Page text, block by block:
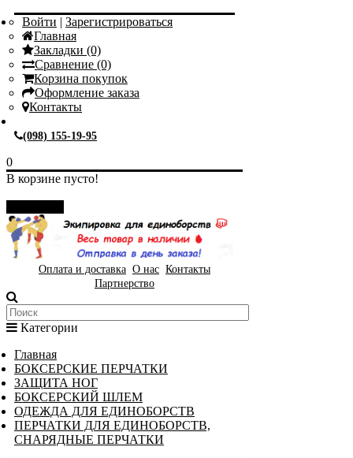
Войти | Зарегистрироваться
Главная
Закладки (0)
Сравнение (0)
Корзина покупок
Оформление заказа
Контакты
(098) 155-19-95
0
В корзине пусто!
Оплата и доставка О нас Контакты
Партнерство
Категории
Главная
БОКСЕРСКИЕ ПЕРЧАТКИ
ЗАЩИТА НОГ
БОКСЕРСКИЙ ШЛЕМ
ОДЕЖДА ДЛЯ ЕДИНОБОРСТВ
ПЕРЧАТКИ ДЛЯ ЕДИНОБОРСТВ,
СНАРЯДНЫЕ ПЕРЧАТКИ